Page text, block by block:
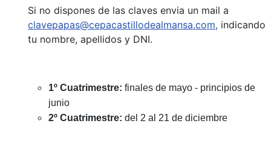
Si no dispones de las claves envia un mail a
clavepapas@cepacastillodealmansa.com, indicando
tu nombre, apellidos y DNI.
1º Cuatrimestre: finales de mayo - principios de
junio
2º Cuatrimestre: del 2 al 21 de diciembre